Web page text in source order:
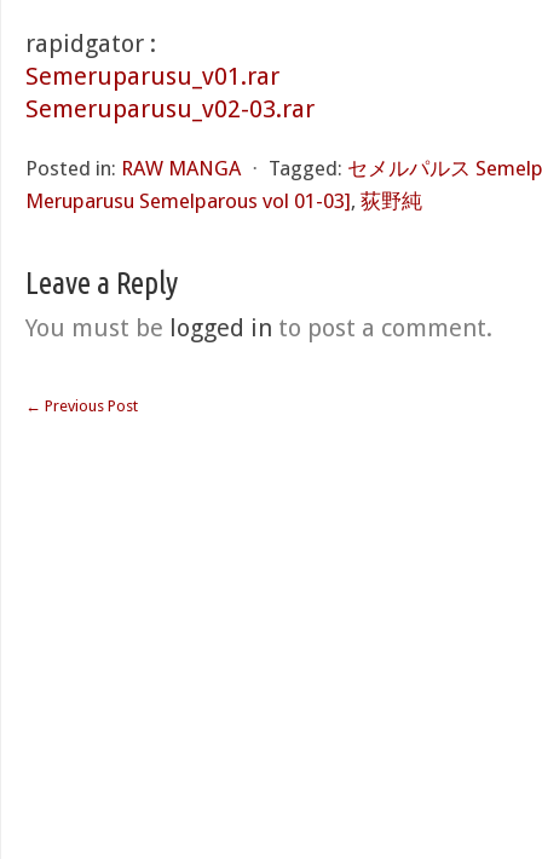
rapidgator :
Semeruparusu_v01.rar
Semeruparusu_v02-03.rar
Posted in: RAW MANGA ⋅ Tagged: セメルパルス
Meruparusu Semelparous vol 01-03], 荻野純
Leave a Reply
You must be logged in to post a comment.
← Previous Post